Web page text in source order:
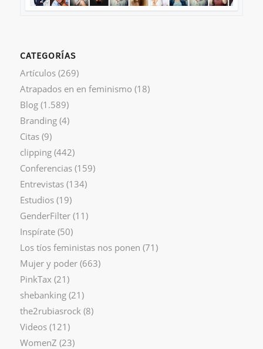
CATEGORÍAS
Artículos(269)
Atrapados en en feminismo (18)
Blog(1.589)
Branding(4)
Citas(9)
clipping(442)
Conferencias(159)
Entrevistas(134)
Estudios(19)
GenderFilter(11)
Inspírate(50)
Los tíos feministas nos ponen (71)
Mujer y poder(663)
PinkTax (21)
shebanking(21)
the2rubiasrock (8)
Videos(121)
WomenZ (23)